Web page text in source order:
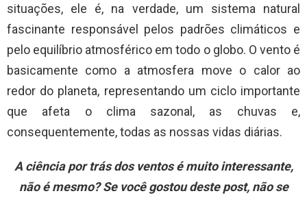
situações, ele é, na verdade, um sistema natural
fascinante responsável pelos padrões climáticos e
pelo equilíbrio atmosférico em todo o globo. O vento é
basicamente como a atmosfera move o calor ao
redor do planeta, representando um ciclo importante
que afeta o clima sazonal, as chuvas e,
consequentemente, todas as nossas vidas diárias.
A ciência por trás dos ventos é muito interessante,
não é mesmo? Se você gostou deste post, não se